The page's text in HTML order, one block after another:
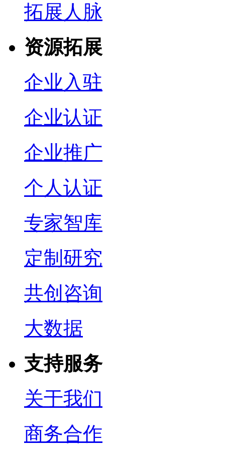
拓展人脉
资源拓展
企业入驻
企业认证
企业推广
个人认证
专家智库
定制研究
共创咨询
大数据
支持服务
关于我们
商务合作